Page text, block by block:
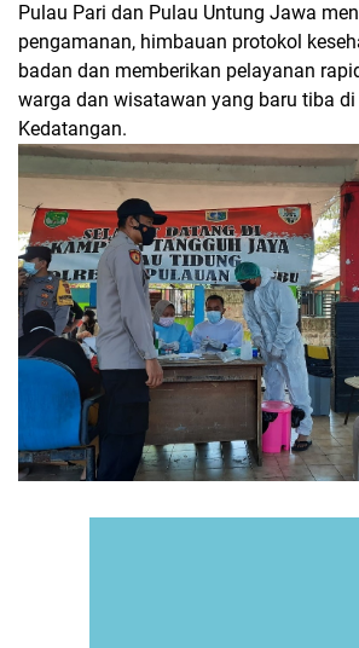
Pulau Pari dan Pulau Untung Jawa
pengamanan, himbauan protokol
badan dan memberikan pelayanan
warga dan wisatawan yang baru tiba di
Kedatangan.